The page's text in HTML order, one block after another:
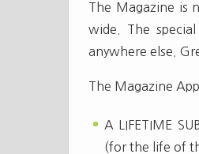
The Magazine is
wide. The
anywhere else.
The Magazine
A LIFETIME
(for the life of